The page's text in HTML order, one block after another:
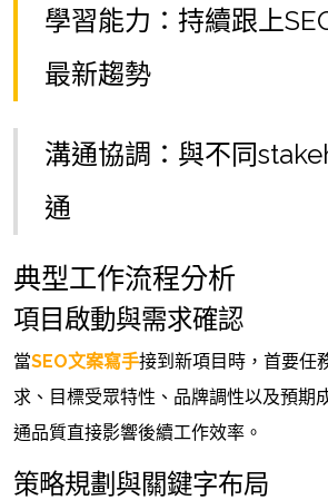
學習能力：持續跟上
最新趨勢
溝通協調：與不同
通
典型工作流程分析
項目啟動與需求確認
當SEO文案寫手接到新項目時，首要任
求、目標受眾特性、品牌調性以及預期
通品質直接影響後續工作效率。
策略規劃與關鍵字布局